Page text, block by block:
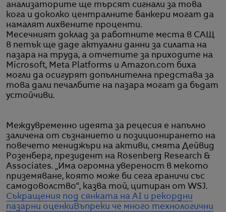
анализаторите ще търсят сигнали за това
кога и доколко централните банкери могат да
намалят лихвените проценти.
Месечният доклад за работните места в САЩ
в петък ще даде актуални данни за силата на
пазара на труда, а отчетите за приходите на
Microsoft, Meta Platforms и Amazon.com биха
могли да осигурят допълнителна представа за
това дали печалбите на пазара могат да бъдат
устойчиви.
Междувременно идеята за рецесия е напълно
заличена от съзнанието и позиционирането на
повечето мениджъри на активи, смята Дейвид
Розенберг, президент на Rosenberg Research &
Associates. „Има огромна увереност в мекото
приземяване, която може би сега граничи със
самодоволство“, казва той, цитиран от WSJ.
Съкращения под сянката на AI и рекордни
пазарни оценки Въпреки че много технологични